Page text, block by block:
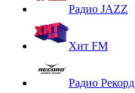
Радио JAZZ
Хит FM
Радио Рекорд